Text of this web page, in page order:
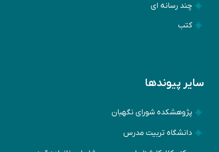
چند رسانه ای
کتب
سایر پیوندها
پژوهشکده شورای نگهبان
دانشگاه تربیت مدرس